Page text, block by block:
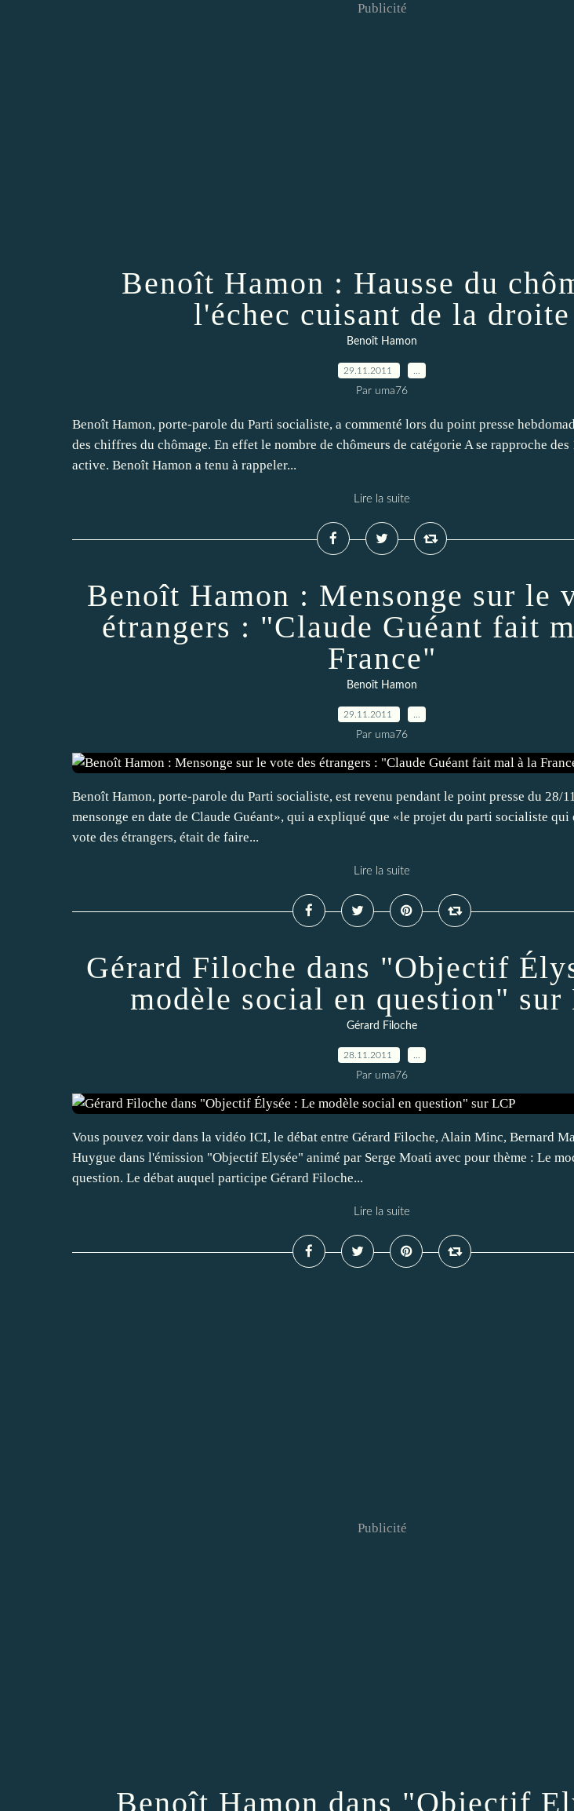
Publicité
Benoît Hamon : Hausse du
l'échec cuisant de la droite
Benoît Hamon
29.11.2011
Par uma76
Benoît Hamon, porte-parole du Parti socialiste, a commenté lors du point presse
des chiffres du chômage. En effet le nombre de chômeurs de catégorie A se rapproche
active. Benoît Hamon a tenu à rappeler...
Lire la suite
Benoît Hamon : Mensonge sur le
étrangers : "Claude Guéant fait
France"
Benoît Hamon
29.11.2011
Par uma76
Benoît Hamon, porte-parole du Parti socialiste, est revenu pendant le point presse du 28/
mensonge en date de Claude Guéant», qui a expliqué que «le projet du parti socialiste
vote des étrangers, était de faire...
Lire la suite
Gérard Filoche dans "Objectif
modèle social en question" sur
Gérard Filoche
28.11.2011
Par uma76
Vous pouvez voir dans la vidéo ICI, le débat entre Gérard Filoche, Alain Minc, Bernard
Huygue dans l'émission "Objectif Elysée" animé par Serge Moati avec pour thème : Le
question. Le débat auquel participe Gérard Filoche...
Lire la suite
Publicité
Benoît Hamon dans "Objectif